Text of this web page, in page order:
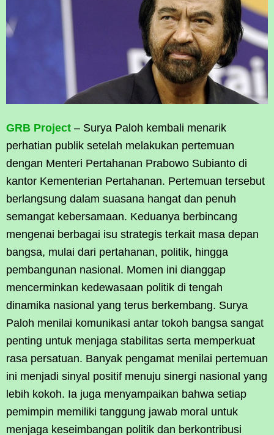
GRB Project – Surya Paloh kembali menarik
perhatian publik setelah melakukan pertemuan
dengan Menteri Pertahanan Prabowo Subianto di
kantor Kementerian Pertahanan. Pertemuan tersebut
berlangsung dalam suasana hangat dan penuh
semangat kebersamaan. Keduanya berbincang
mengenai berbagai isu strategis terkait masa depan
bangsa, mulai dari pertahanan, politik, hingga
pembangunan nasional. Momen ini dianggap
mencerminkan kedewasaan politik di tengah
dinamika nasional yang terus berkembang. Surya
Paloh menilai komunikasi antar tokoh bangsa sangat
penting untuk menjaga stabilitas serta memperkuat
rasa persatuan. Banyak pengamat menilai pertemuan
ini menjadi sinyal positif menuju sinergi nasional yang
lebih kokoh. Ia juga menyampaikan bahwa setiap
pemimpin memiliki tanggung jawab moral untuk
menjaga keseimbangan politik dan berkontribusi